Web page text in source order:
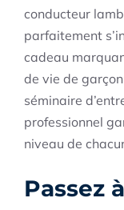
conducteur
parfaitement
cadeau
de vie de
séminaire
professionnel
niveau de
Passez